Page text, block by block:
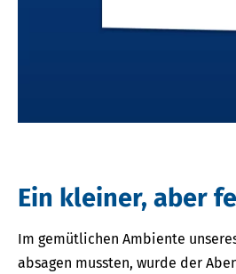
Ein kleiner, aber
Im gemütlichen Ambiente
absagen mussten, wurde der